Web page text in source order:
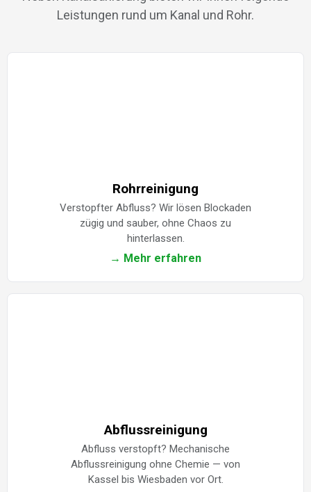
Leistungen rund um Kanal und Rohr.
Rohrreinigung
Verstopfter Abfluss? Wir lösen Blockaden
zügig und sauber, ohne Chaos zu
hinterlassen.
→ Mehr erfahren
Abflussreinigung
Abfluss verstopft? Mechanische
Abflussreinigung ohne Chemie — von
Kassel bis Wiesbaden vor Ort.